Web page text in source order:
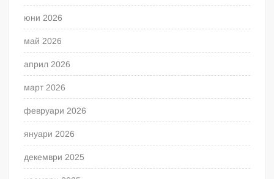
юни 2026
май 2026
април 2026
март 2026
февруари 2026
януари 2026
декември 2025